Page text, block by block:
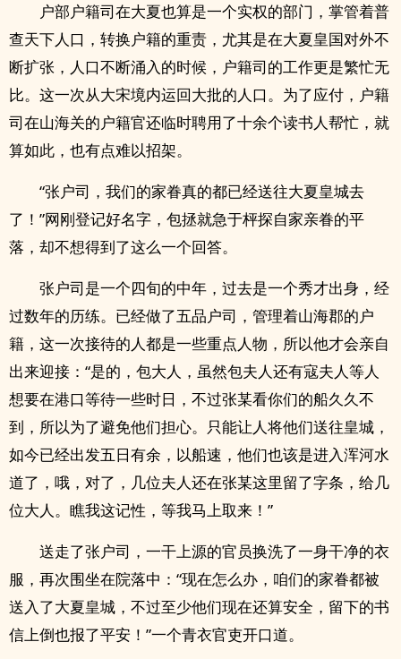
户部户籍司在大夏也算是一个实权的部门，掌管着普
查天下人口，转换户籍的重责，尤其是在大夏皇国对外不
断扩张，人口不断涌入的时候，户籍司的工作更是繁忙无
比。这一次从大宋境内运回大批的人口。为了应付，户籍
司在山海关的户籍官还临时聘用了十余个读书人帮忙，就
算如此，也有点难以招架。
“张户司，我们的家眷真的都已经送往大夏皇城去
了！”网刚登记好名字，包拯就急于枰探自家亲眷的平
落，却不想得到了这么一个回答。
张户司是一个四旬的中年，过去是一个秀才出身，经
过数年的历练。已经做了五品户司，管理着山海郡的户
籍，这一次接待的人都是一些重点人物，所以他才会亲自
出来迎接：“是的，包大人，虽然包夫人还有寇夫人等人
想要在港口等待一些时日，不过张某看你们的船久久不
到，所以为了避免他们担心。只能让人将他们送往皇城，
如今已经出发五日有余，以船速，他们也该是进入浑河水
道了，哦，对了，几位夫人还在张某这里留了字条，给几
位大人。瞧我这记性，等我马上取来！”
送走了张户司，一干上源的官员换洗了一身干净的衣
服，再次围坐在院落中：“现在怎么办，咱们的家眷都被
送入了大夏皇城，不过至少他们现在还算安全，留下的书
信上倒也报了平安！”一个青衣官吏开口道。